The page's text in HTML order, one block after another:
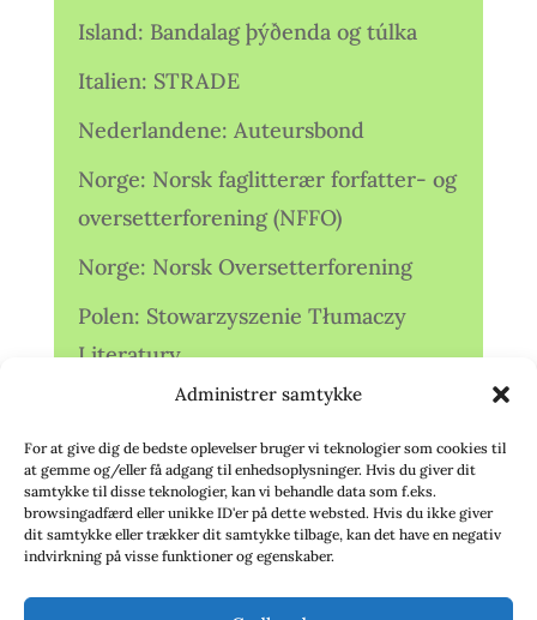
Administrer samtykke
For at give dig de bedste oplevelser bruger vi teknologier som cookies til
at gemme og/eller få adgang til enhedsoplysninger. Hvis du giver dit
samtykke til disse teknologier, kan vi behandle data som f.eks.
browsingadfærd eller unikke ID'er på dette websted. Hvis du ikke giver
dit samtykke eller trækker dit samtykke tilbage, kan det have en negativ
indvirkning på visse funktioner og egenskaber.
Island: Bandalag þýðenda og túlka
Italien: STRADE
Nederlandene: Auteursbond
Norge: Norsk faglitterær forfatter- og
oversetterforening (NFFO)
Norge: Norsk Oversetterforening
Polen: Stowarzyszenie Tłumaczy
Literatury
Storbritannien: Translators
Association (TA)
Sverige: Översättarsektionen (Ö.)
Sverige: Översättarcentrum (ÖC)